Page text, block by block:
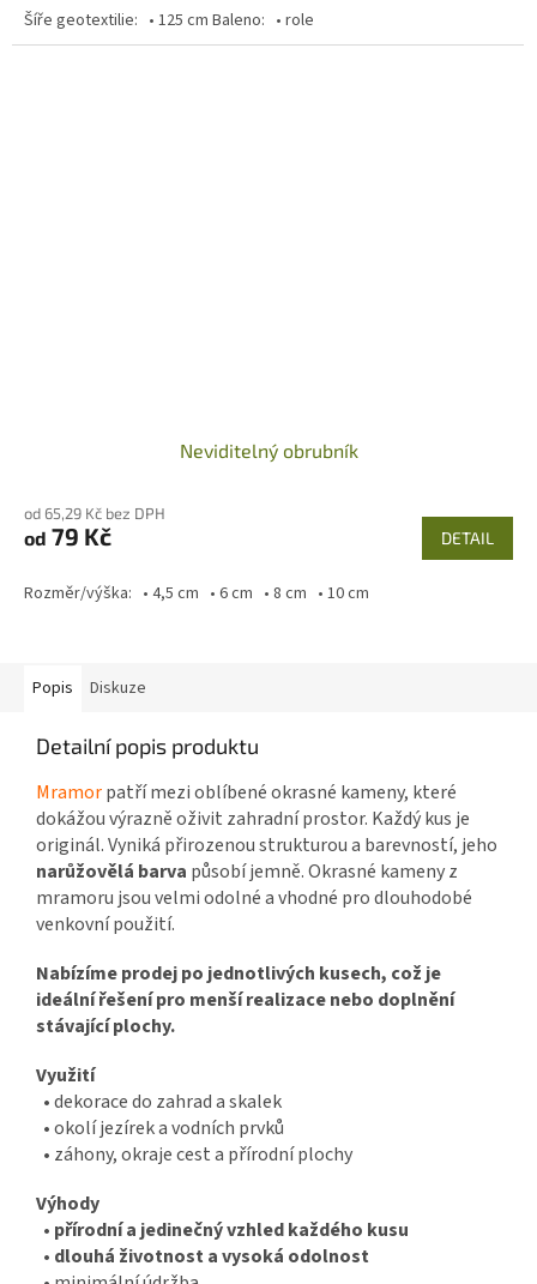
Šíře geotextilie: • 125 cm Baleno: • role
Neviditelný obrubník
od 65,29 Kč bez DPH
od 79 Kč DETAIL
Rozměr/výška: • 4,5 cm • 6 cm • 8 cm • 10 cm
Popis Diskuze
Detailní popis produktu
Mramorpatří mezi oblíbené okrasné kameny, které
dokážou výrazně oživit zahradní prostor. Každý kus je
originál.Vyniká přirozenou strukturou a barevností, jeho
narůžovělá barva působí jemně. Okrasné kameny z
mramoru jsou velmi odolné a vhodné pro dlouhodobé
venkovní použití.
Nabízíme prodej po jednotlivých kusech, což je
ideální řešení pro menší realizace nebo doplnění
stávající plochy.
Využití
• dekorace do zahrad a skalek
• okolí jezírek a vodních prvků
• záhony, okraje cest a přírodní plochy
Výhody
• přírodní a jedinečný vzhled každého kusu
• dlouhá životnost a vysoká odolnost